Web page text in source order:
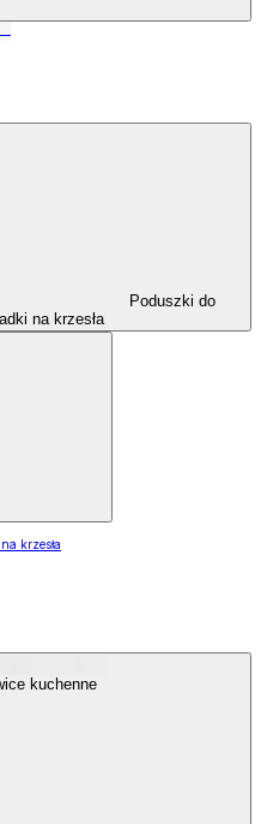
Poduszki do
na krzesła
krzesła
kuchenne